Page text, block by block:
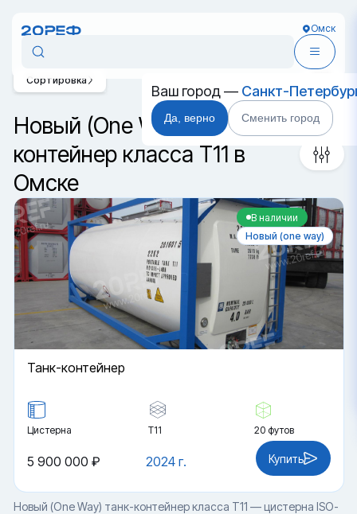
Омск
Ваш город — Санкт-
Да, верно Сменить город
Новый (One Way) танк-
контейнер класса T11 в
Омске
Сортировка
В наличии
Новый (one way)
Танк-контейнер
Цистерна Т11 20 футов
2024 г.
5 900 000 ₽ Купить
Новый (One Way) танк-контейнер класса T11 — цистерна ISO-